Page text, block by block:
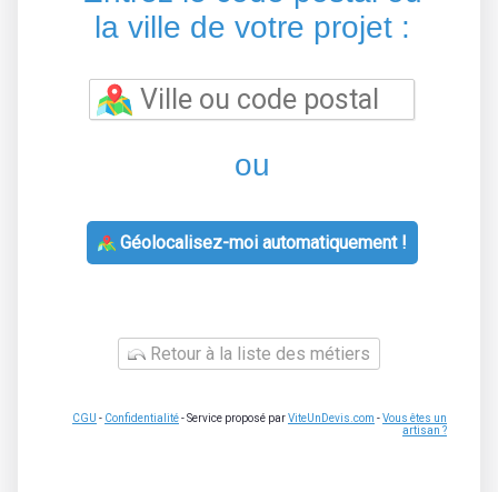
la ville de votre projet :
ou
Géolocalisez-moi automatiquement !
Retour à la liste des métiers
CGU - Confidentialité- Service proposé parViteUnDevis.com -Vous êtes un
artisan ?